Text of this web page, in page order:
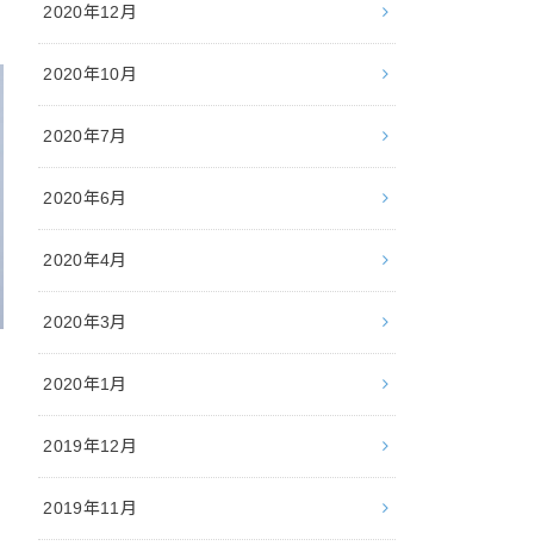
2020年12月
2020年10月
2020年7月
2020年6月
2020年4月
2020年3月
2020年1月
2019年12月
2019年11月